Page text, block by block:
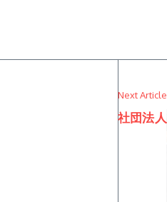
Next Article
社団法人